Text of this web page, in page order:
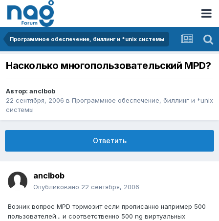
Программное обеспечение, биллинг и *unix системы
Насколько многопользовательский MPD?
Автор: anclbob
22 сентября, 2006 в Программное обеспечение, биллинг и *unix
системы
Ответить
anclbob
Опубликовано 22 сентября, 2006
Возник вопрос MPD тормозит если прописанно например 500
пользователей... и соответственно 500 ng виртуальных